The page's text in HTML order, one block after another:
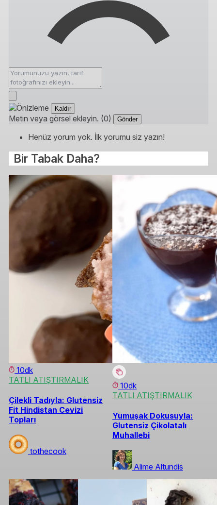
Kaldır
Metin veya görsel ekleyin. (0) Gönder
Henüz yorum yok. İlk yorumu siz yazın!
Bir Tabak Daha?
10dk
TATLI ATIŞTIRMALIK
Çilekli Tadıyla: Glutensiz
Fit Hindistan Cevizi
Topları
tothecook
10dk
TATLI ATIŞTIRMALIK
Yumuşak Dokusuyla:
Glutensiz Çikolatalı
Muhallebi
Alime Altundis